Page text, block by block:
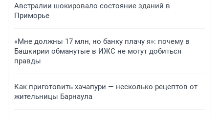
Австралии шокировало состояние зданий в
Приморье
«Мне должны 17 млн, но банку плачу я»: почему в
Башкирии обманутые в ИЖС не могут добиться
правды
Как приготовить хачапури — несколько рецептов от
жительницы Барнаула